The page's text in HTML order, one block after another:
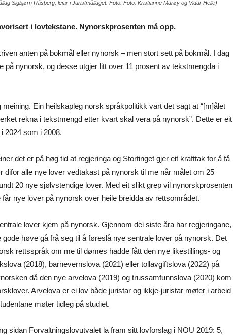
Sigbjørn Råsberg, leiar i Juristmållaget. Foto: Foto: Kristianne Marøy og Vidar Helle)
i lovtekstane. Nynorskprosenten må opp.
anten på bokmål eller nynorsk – men stort sett på bokmål. I dag
på nynorsk, og desse utgjer litt over 11 prosent av tekstmengda i
Ein heilskapleg norsk språkpolitikk vart det sagt at “[m]ålet
rekna i tekstmengd etter kvart skal vera på nynorsk”. Dette er eit
2024 som i 2008.
det er på høg tid at regjeringa og Stortinget gjer eit krafttak for å få
difor alle nye lover vedtakast på nynorsk til me når målet om 25
20 nye sjølvstendige lover. Med eit slikt grep vil nynorskprosenten
nye lover på nynorsk over heile breidda av rettsområdet.
lover kjem på nynorsk. Gjennom dei siste åra har regjeringane,
høve gå frå seg til å føreslå nye sentrale lover på nynorsk. Det
rettsspråk om me til dømes hadde fått den nye likestillings- og
(2018), barnevernslova (2021) eller tollavgiftslova (2022) på
då den nye arvelova (2019) og trussamfunnslova (2020) kom
Arvelova er ei lov både juristar og ikkje-juristar møter i arbeid
møter tidleg på studiet.
sidan Forvaltningslovutvalet la fram sitt lovforslag i NOU 2019: 5,